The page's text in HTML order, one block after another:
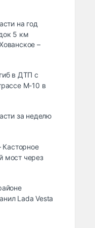
на год
5 км
–
в ДТП с
М-10 в
за неделю
Касторное
мост через
Lada Vesta